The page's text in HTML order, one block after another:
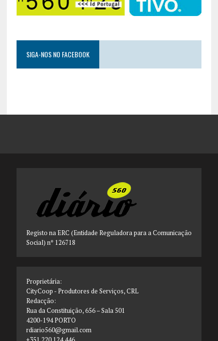
SIGA-NOS NO FACEBOOK
Registo na ERC (Entidade Reguladora para a Comunicação
Social) nº 126718
Proprietária:
CityCoop - Produtores de Serviços, CRL
Redacção:
Rua da Constituição, 656 – Sala 501
4200-194 PORTO
rdiario560@gmail.com